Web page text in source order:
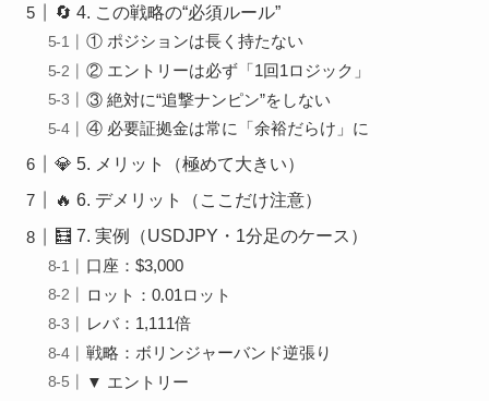
🔄 4. この戦略の“必須ルール”
① ポジションは長く持たない
② エントリーは必ず「1回1ロジック」
③ 絶対に“追撃ナンピン”をしない
④ 必要証拠金は常に「余裕だらけ」に
💎 5. メリット（極めて大きい）
🔥 6. デメリット（ここだけ注意）
🧮 7. 実例（USDJPY・1分足のケース）
口座：$3,000
ロット：0.01ロット
レバ：1,111倍
戦略：ボリンジャーバンド逆張り
▼ エントリー